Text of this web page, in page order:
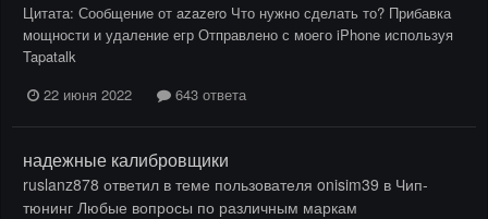
Цитата: Сообщение от azazero Что нужно сделать то? Прибавка
мощности и удаление егр Отправлено с моего iPhone используя
Tapatalk
22 июня 2022
643 ответа
надежные калибровщики
ruslanz878 ответил в теме пользователя onisim39 в Чип-
тюнинг Любые вопросы по различным маркам